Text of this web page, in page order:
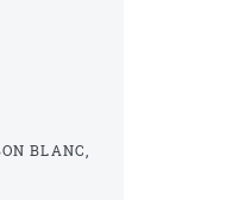
BLANC,